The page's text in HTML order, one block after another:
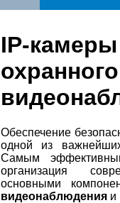
IP-
охранного
Обеспечение
одной из
Самым
организация
основными
видеонаблюдения и